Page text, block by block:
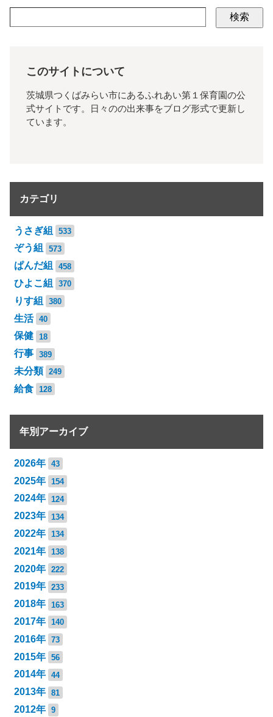
検索
このサイトについて
茨城県つくばみらい市にあるふれあい第１保育園の公
式サイトです。日々のの出来事をブログ形式で更新し
ています。
カテゴリ
うさぎ組 533
ぞう組 573
ぱんだ組 458
ひよこ組 370
りす組 380
生活 40
保健 18
行事 389
未分類 249
給食 128
年別アーカイブ
2026年 43
2025年 154
2024年 124
2023年 134
2022年 134
2021年 138
2020年 222
2019年 233
2018年 163
2017年 140
2016年 73
2015年 56
2014年 44
2013年 81
2012年 9